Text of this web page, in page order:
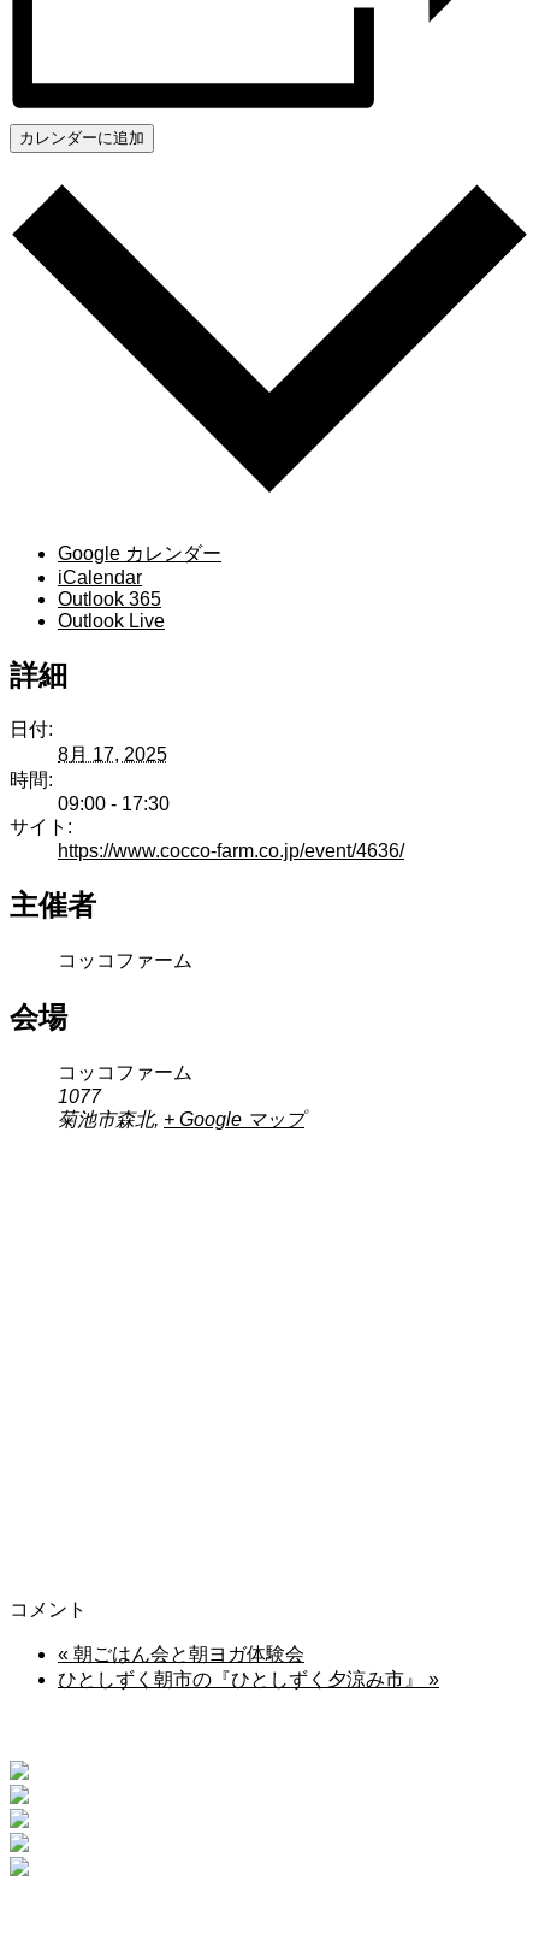
カレンダーに追加
Google カレンダー
iCalendar
Outlook 365
Outlook Live
詳細
日付:
8月 17, 2025
時間:
09:00 - 17:30
サイト:
https://www.cocco-farm.co.jp/event/4636/
主催者
コッコファーム
会場
コッコファーム
1077
菊池市森北, + Google マップ
コメント
« 朝ごはん会と朝ヨガ体験会
ひとしずく朝市の『ひとしずく夕涼み市』 »